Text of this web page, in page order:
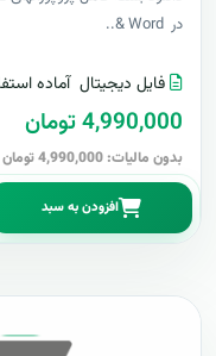
در Word &..
فایل دیجیتال آماده
4,990,000 تومان
بدون مالیات: 4,990,000 تومان
افزودن به سبد